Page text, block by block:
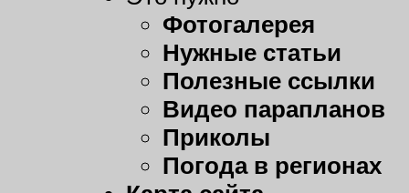
Фотогалерея
Нужные статьи
Полезные ссылки
Видео парапланов
Приколы
Погода в регионах